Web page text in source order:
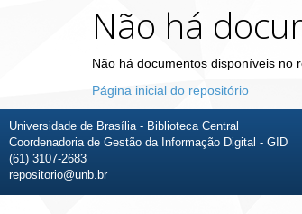
Não há
Não há documentos disponíveis no
Página inicial do repositório
Universidade de Brasília - Biblioteca Central
Coordenadoria de Gestão da Informação Digital - GID
(61) 3107-2683
repositorio@unb.br